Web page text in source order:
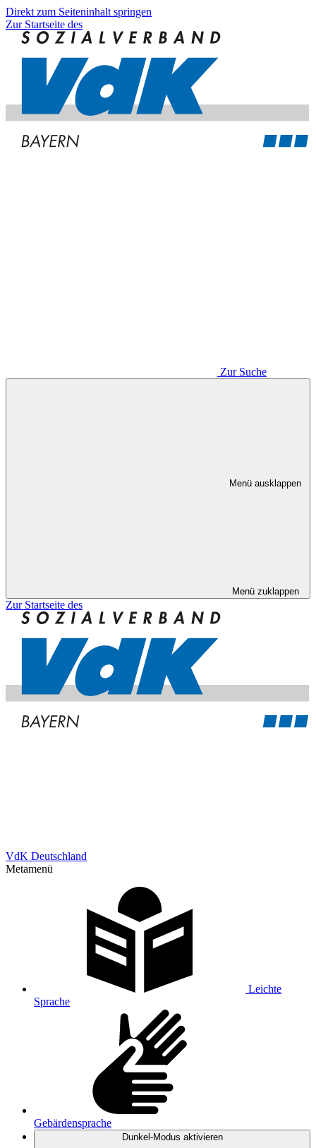
Direkt zum Seiteninhalt springen
Zur Startseite des
Zur Suche
Menü ausklappen
Menü zuklappen
Zur Startseite des
VdK Deutschland
Metamenü
Leichte
Sprache
Gebärdensprache
Dunkel-Modus aktivieren